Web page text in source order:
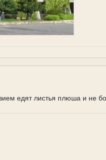
едят листья плюша и не